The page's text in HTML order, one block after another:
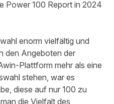
Power 100 Report in 2024
enorm vielfältig und
den Angeboten der
Plattform mehr als eine
stehen, war es
diese auf nur 100 zu
die Vielfalt des